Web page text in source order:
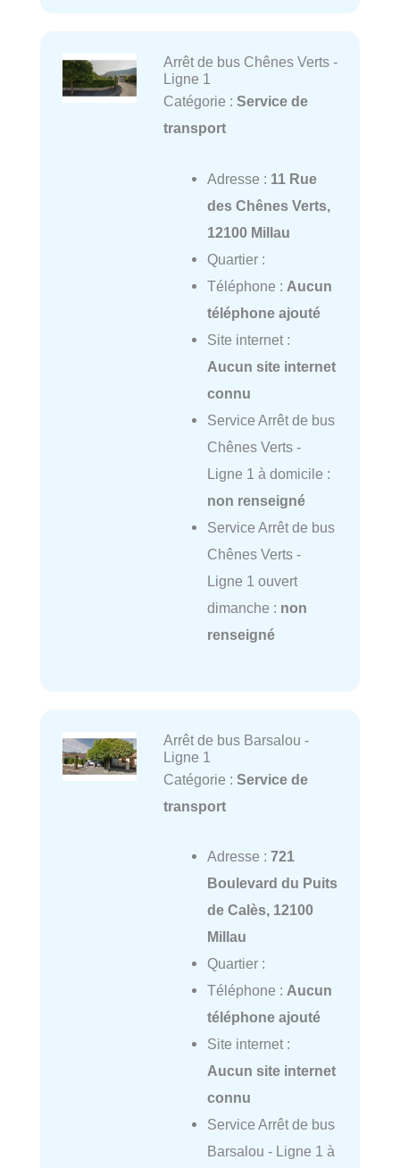
Arrêt de bus Chênes Verts -
Ligne 1
Catégorie : Service de
transport
Adresse : 11 Rue
des Chênes Verts,
12100 Millau
Quartier :
Téléphone : Aucun
téléphone ajouté
Site internet :
Aucun site internet
connu
Service Arrêt de bus
Chênes Verts -
Ligne 1 à domicile :
non renseigné
Service Arrêt de bus
Chênes Verts -
Ligne 1 ouvert
dimanche : non
renseigné
Arrêt de bus Barsalou -
Ligne 1
Catégorie : Service de
transport
Adresse : 721
Boulevard du Puits
de Calès, 12100
Millau
Quartier :
Téléphone : Aucun
téléphone ajouté
Site internet :
Aucun site internet
connu
Service Arrêt de bus
Barsalou - Ligne 1 à